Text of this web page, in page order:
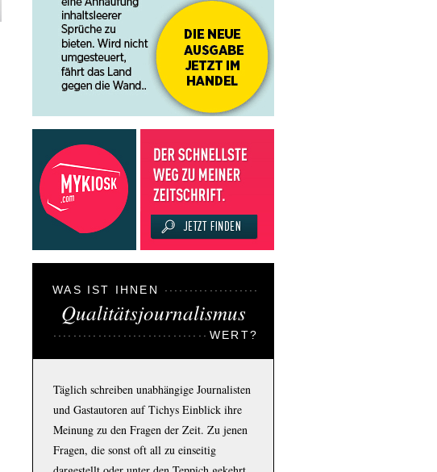
WAS IST IHNEN
Qualitätsjournalismus
WERT?
Täglich schreiben unabhängige Journalisten
und Gastautoren auf Tichys Einblick ihre
Meinung zu den Fragen der Zeit. Zu jenen
Fragen, die sonst oft all zu einseitig